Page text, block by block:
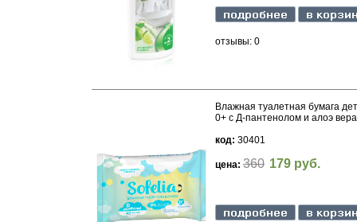
отзывы: 0
Влажная туалетная бумага
0+ с Д-пантенолом и алоэ вера
код: 30401
цена: 360 179 руб.